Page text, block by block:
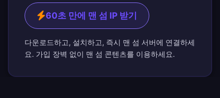
60초 만에 맨 섬 IP 받기
다운로드하고, 설치하고, 즉시 맨 섬 서버에 연결하세
요. 가입 장벽 없이 맨 섬 콘텐츠를 이용하세요.